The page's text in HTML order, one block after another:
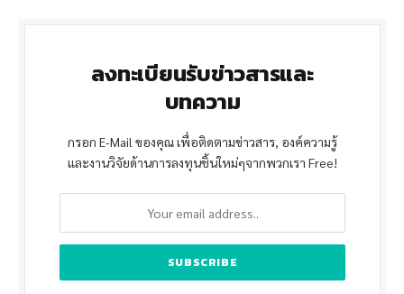
ลงทะเบียนรับข่าวสารและ
บทความ
กรอก E-Mail ของคุณ เพื่อติดตามข่าวสาร, องค์ความรู้
และงานวิจัยด้านการลงทุนชิ้นใหม่ๆจากพวกเรา Free!